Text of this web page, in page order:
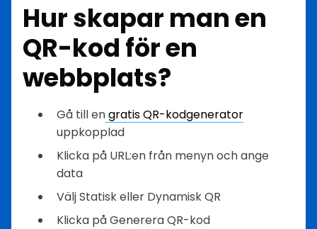
Hur skapar man en
QR-kod för en
webbplats?
Gå till engratis QR-kodgenerator
uppkopplad
Klicka på URL:en från menyn och ange
data
Välj Statisk eller Dynamisk QR
Klicka på Generera QR-kod